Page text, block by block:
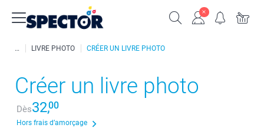
LIVRE PHOTO CRÉER UN LIVRE PHOTO
Créer un livre photo
Dès32,00
Hors frais d’amorçage